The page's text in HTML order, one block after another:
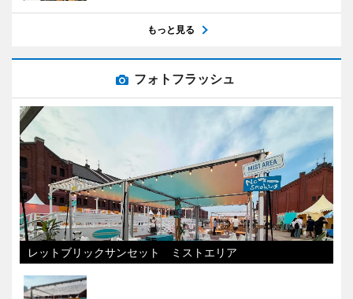
もっと見る
フォトフラッシュ
レットブリックサンセット ミストエリア